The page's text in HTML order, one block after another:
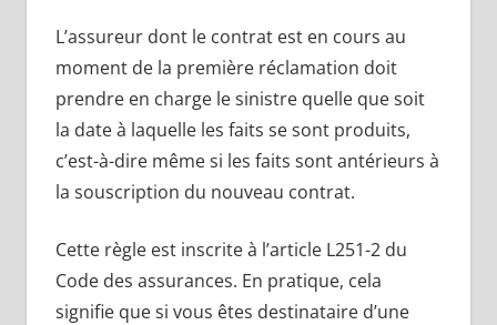
L’assureur dont le contrat est en cours au
moment de la première réclamation doit
prendre en charge le sinistre quelle que soit
la date à laquelle les faits se sont produits,
c’est-à-dire même si les faits sont antérieurs à
la souscription du nouveau contrat.
Cette règle est inscrite à l’article L251-2 du
Code des assurances. En pratique, cela
signifie que si vous êtes destinataire d’une